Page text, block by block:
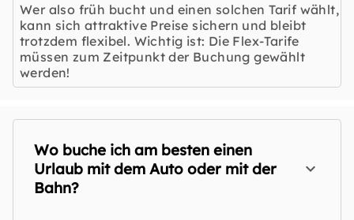
Wer also früh bucht und einen solchen Tarif wählt,
kann sich attraktive Preise sichern und bleibt
trotzdem flexibel. Wichtig ist: Die Flex-Tarife
müssen zum Zeitpunkt der Buchung gewählt
werden!
Wo buche ich am besten einen
Urlaub mit dem Auto oder mit der
Bahn?